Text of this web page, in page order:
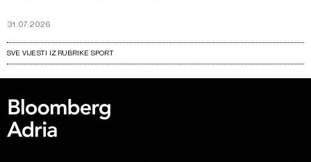
31.07.2026
SVE VIJESTI IZ RUBRIKE SPORT